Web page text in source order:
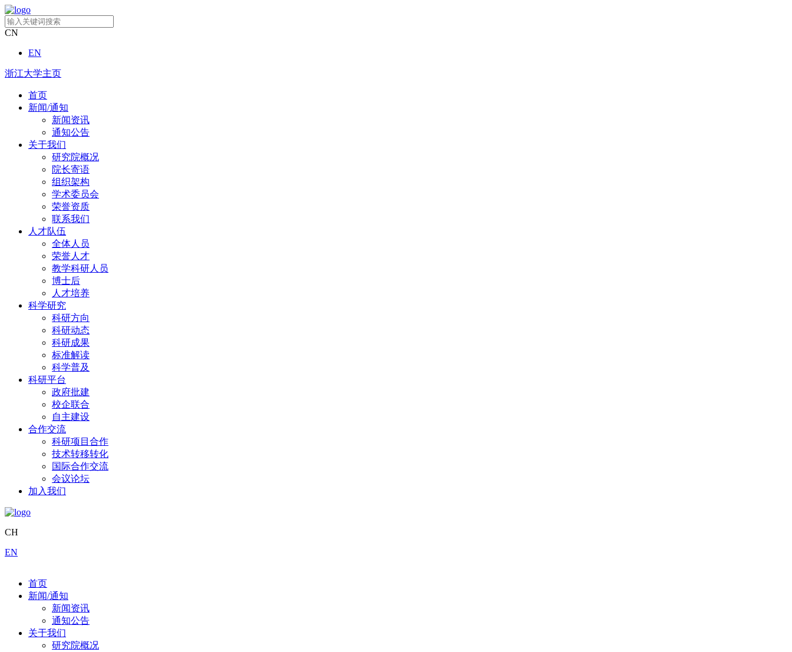
CN
EN
浙江大学主页
首页
新闻/通知
新闻资讯
通知公告
关于我们
研究院概况
院长寄语
组织架构
学术委员会
荣誉资质
联系我们
人才队伍
全体人员
荣誉人才
教学科研人员
博士后
人才培养
科学研究
科研方向
科研动态
科研成果
标准解读
科学普及
科研平台
政府批建
校企联合
自主建设
合作交流
科研项目合作
技术转移转化
国际合作交流
会议论坛
加入我们
CH
EN
首页
新闻/通知
新闻资讯
通知公告
关于我们
研究院概况